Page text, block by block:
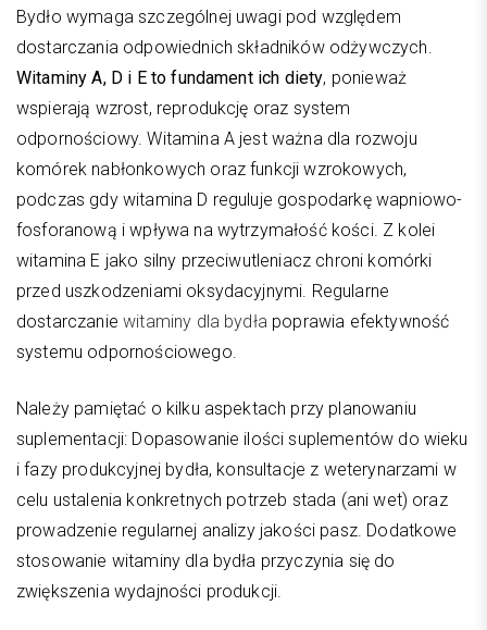
Bydło wymaga szczególnej uwagi pod względem
dostarczania odpowiednich składników odżywczych.
Witaminy A, D i E to fundament ich diety, ponieważ
wspierają wzrost, reprodukcję oraz system
odpornościowy. Witamina A jest ważna dla rozwoju
komórek nabłonkowych oraz funkcji wzrokowych,
podczas gdy witamina D reguluje gospodarkę wapniowo-
fosforanową i wpływa na wytrzymałość kości. Z kolei
witamina E jako silny przeciwutleniacz chroni komórki
przed uszkodzeniami oksydacyjnymi. Regularne
dostarczaniewitaminy dla bydła poprawia efektywność
systemu odpornościowego.
Należy pamiętać o kilku aspektach przy planowaniu
suplementacji: Dopasowanie ilości suplementów do wieku
i fazy produkcyjnej bydła, konsultacje z weterynarzami w
celu ustalenia konkretnych potrzeb stada (ani wet) oraz
prowadzenie regularnej analizy jakości pasz. Dodatkowe
stosowanie witaminy dla bydła przyczynia się do
zwiększenia wydajności produkcji.